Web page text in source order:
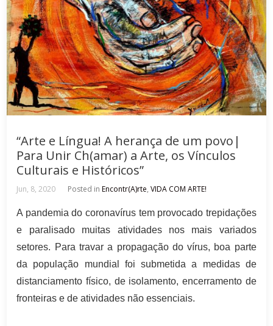
“Arte e Língua! A herança de um povo|
Para Unir Ch(amar) a Arte, os Vínculos
Culturais e Históricos”
Jun, 8, 2020 Posted inEncontr(A)rte,VIDA COM ARTE!
A pandemia do coronavírus tem provocado trepidações
e paralisado muitas atividades nos mais variados
setores. Para travar a propagação do vírus, boa parte
da população mundial foi submetida a medidas de
distanciamento físico, de isolamento, encerramento de
fronteiras e de atividades não essenciais.